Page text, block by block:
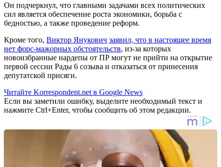
Он подчеркнул, что главными задачами всех политических
сил является обеспечение роста экономики, борьба с
бедностью, а также проведение реформ.
Кроме того, Виктор Янукович заявил, что в настоящее время
нет форс-мажорных обстоятельств, из-за которых
новоизбранные нардепы от ПР могут не прийти на открытие
первой сессии Рады 6 созыва и отказаться от принесения
депутатской присяги.
Читайте Korrespondent.net в Google News
Если вы заметили ошибку, выделите необходимый текст и
нажмите Ctrl+Enter, чтобы сообщить об этом редакции.